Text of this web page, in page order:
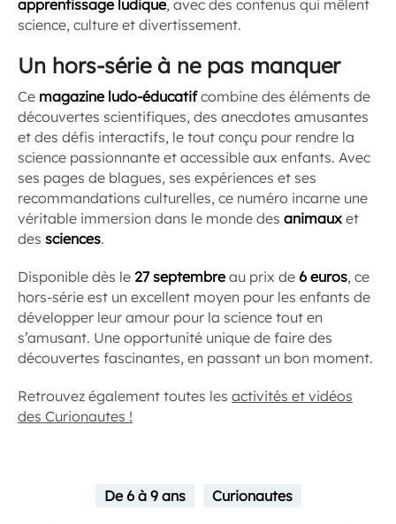
apprentissage ludique, avec des contenus qui mêlent
science, culture et divertissement.
Un hors-série à ne pas manquer
Ce magazine ludo-éducatifcombine des éléments de
découvertes scientifiques, des anecdotes amusantes
et des défis interactifs, le tout conçu pour rendre la
science passionnante et accessible aux enfants. Avec
ses pages de blagues, ses expériences et ses
recommandations culturelles, ce numéro incarne une
véritable immersion dans le monde des animaux et
des sciences.
Disponible dès le 27 septembreau prix de 6 euros, ce
hors-série est un excellent moyen pour les enfants de
développer leur amour pour la science tout en
s’amusant. Une opportunité unique de faire des
découvertes fascinantes, en passant un bon moment.
Retrouvez également toutes les activités et vidéos
des Curionautes !
De 6 à 9 ans Curionautes